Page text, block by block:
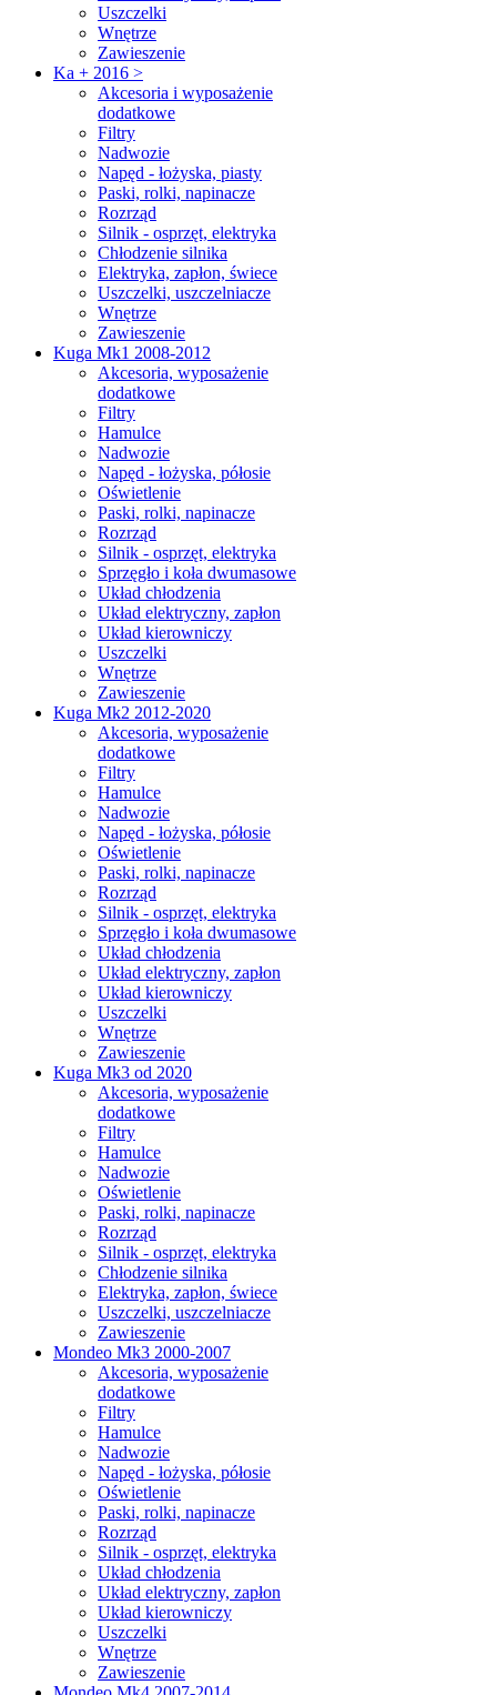
Uszczelki
Wnętrze
Zawieszenie
Ka + 2016 >
Akcesoria i wyposażenie
dodatkowe
Filtry
Nadwozie
Napęd - łożyska, piasty
Paski, rolki, napinacze
Rozrząd
Silnik - osprzęt, elektryka
Chłodzenie silnika
Elektryka, zapłon, świece
Uszczelki, uszczelniacze
Wnętrze
Zawieszenie
Kuga Mk1 2008-2012
Akcesoria, wyposażenie
dodatkowe
Filtry
Hamulce
Nadwozie
Napęd - łożyska, półosie
Oświetlenie
Paski, rolki, napinacze
Rozrząd
Silnik - osprzęt, elektryka
Sprzęgło i koła dwumasowe
Układ chłodzenia
Układ elektryczny, zapłon
Układ kierowniczy
Uszczelki
Wnętrze
Zawieszenie
Kuga Mk2 2012-2020
Akcesoria, wyposażenie
dodatkowe
Filtry
Hamulce
Nadwozie
Napęd - łożyska, półosie
Oświetlenie
Paski, rolki, napinacze
Rozrząd
Silnik - osprzęt, elektryka
Sprzęgło i koła dwumasowe
Układ chłodzenia
Układ elektryczny, zapłon
Układ kierowniczy
Uszczelki
Wnętrze
Zawieszenie
Kuga Mk3 od 2020
Akcesoria, wyposażenie
dodatkowe
Filtry
Hamulce
Nadwozie
Oświetlenie
Paski, rolki, napinacze
Rozrząd
Silnik - osprzęt, elektryka
Chłodzenie silnika
Elektryka, zapłon, świece
Uszczelki, uszczelniacze
Zawieszenie
Mondeo Mk3 2000-2007
Akcesoria, wyposażenie
dodatkowe
Filtry
Hamulce
Nadwozie
Napęd - łożyska, półosie
Oświetlenie
Paski, rolki, napinacze
Rozrząd
Silnik - osprzęt, elektryka
Układ chłodzenia
Układ elektryczny, zapłon
Układ kierowniczy
Uszczelki
Wnętrze
Zawieszenie